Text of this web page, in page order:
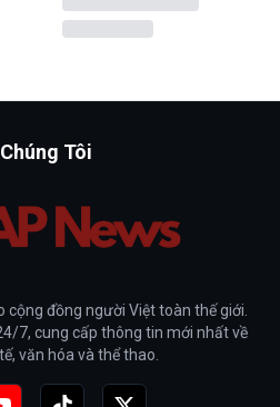
Tôi
cộng đồng người Việt toàn thế giới.
7, cung cấp thông tin mới nhất về
văn hóa và thể thao.